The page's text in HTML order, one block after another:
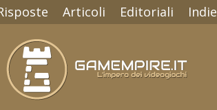
Articoli Editoriali Indie